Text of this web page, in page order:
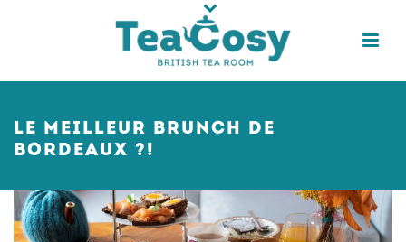
LE MEILLEUR BRUNCH DE
BORDEAUX ?!